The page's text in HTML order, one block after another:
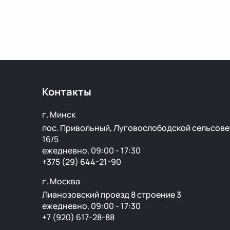
Контакты
г. Минск
пос. Привольный, Луговослободской
16/5
ежедневно, 09:00 - 17:30
+375 (29) 644-21-90
г. Москва
Лианозовский проезд 8 строение 3
ежедневно, 09:00 - 17:30
+7 (920) 617-28-88